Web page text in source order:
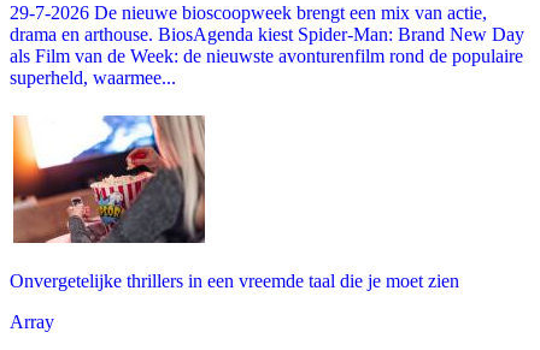
29-7-2026 De nieuwe bioscoopweek brengt een mix van actie,
drama en arthouse. BiosAgenda kiest Spider-Man: Brand New Day
als Film van de Week: de nieuwste avonturenfilm rond de populaire
superheld, waarmee...
Onvergetelijke thrillers in een vreemde taal die je moet zien
Array